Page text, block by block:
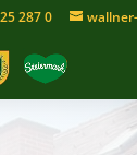
287 0